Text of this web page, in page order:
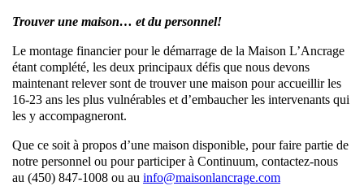
Trouver une maison… et du personnel!
Le montage financier pour le démarrage de la Maison L’Ancrage
étant complété, les deux principaux défis que nous devons
maintenant relever sont de trouver une maison pour accueillir les
16-23 ans les plus vulnérables et d’embaucher les intervenants qui
les y accompagneront.
Que ce soit à propos d’une maison disponible, pour faire partie de
notre personnel ou pour participer à Continuum, contactez-nous
au (450) 847-1008 ou au info@maisonlancrage.com